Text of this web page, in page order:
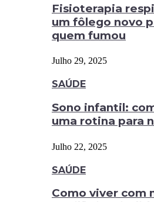
Fisioterapia
um fôlego novo
quem fumou
Julho 29, 2025
SAÚDE
Sono infantil:
uma rotina para
Julho 22, 2025
SAÚDE
Como viver com